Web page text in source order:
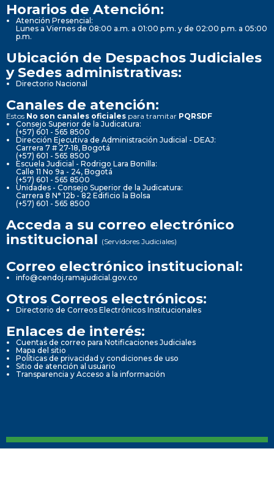
Horarios de Atención:
Atención Presencial:
Lunes a Viernes de 08:00 a.m. a 01:00 p.m. y de 02:00 p.m. a 05:00
p.m.
Ubicación de Despachos Judiciales
y Sedes administrativas:
Directorio Nacional
Canales de atención:
Estos No son canales oficiales para tramitar PQRSDF
Consejo Superior de la Judicatura:
(+57) 601 - 565 8500
Dirección Ejecutiva de Administración Judicial - DEAJ:
Carrera 7 # 27-18, Bogotá
(+57) 601 - 565 8500
Escuela Judicial - Rodrigo Lara Bonilla:
Calle 11 No 9a - 24, Bogotá
(+57) 601 - 565 8500
Unidades - Consejo Superior de la Judicatura:
Carrera 8 N° 12b - 82 Edificio la Bolsa
(+57) 601 - 565 8500
Acceda a su correo electrónico
institucional (Servidores Judiciales)
Correo electrónico institucional:
info@cendoj.ramajudicial.gov.co
Otros Correos electrónicos:
Directorio de Correos Electrónicos Institucionales
Enlaces de interés:
Cuentas de correo para Notificaciones Judiciales
Mapa del sitio
Políticas de privacidad y condiciones de uso
Sitio de atención al usuario
Transparencia y Acceso a la información